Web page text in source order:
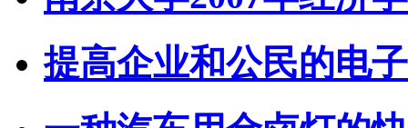
提高企业和公民的电